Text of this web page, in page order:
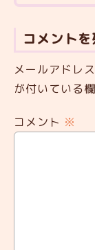
コメントを
メールアドレ
が付いている
コメント ※